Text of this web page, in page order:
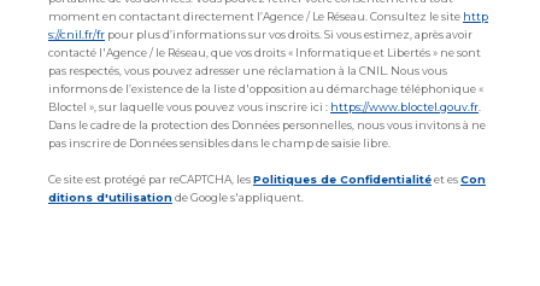
moment en contactant directement l’Agence / Le Réseau. Consultez le site http
s://cnil.fr/fr pour plus d’informations sur vos droits. Si vous estimez, après avoir
contacté l'Agence / le Réseau, que vos droits « Informatique et Libertés » ne sont
pas respectés, vous pouvez adresser une réclamation à la CNIL. Nous vous
informons de l’existence de la liste d'opposition au démarchage téléphonique «
Bloctel », sur laquelle vous pouvez vous inscrire ici : https://www.bloctel.gouv.fr
Dans le cadre de la protection des Données personnelles, nous vous invitons à ne
pas inscrire de Données sensibles dans le champ de saisie libre.
Ce site est protégé par reCAPTCHA, lesPolitiques de Confidentialitéet esCon
ditions d'utilisationde Google s'appliquent.